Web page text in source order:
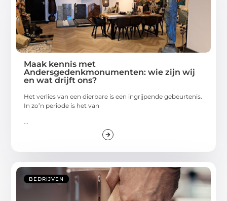
Maak kennis met
Andersgedenkmonumenten: wie zijn wij
en wat drijft ons?
Het verlies van een dierbare is een ingrijpende gebeurtenis.
In zo’n periode is het van
...
BEDRIJVEN